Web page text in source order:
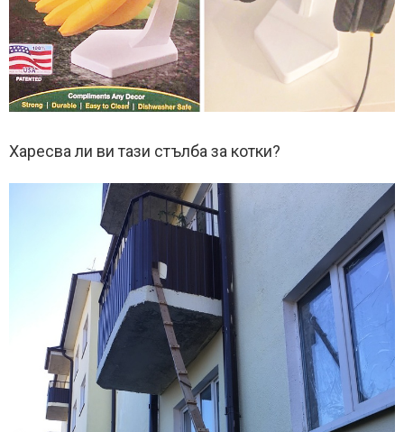
Харесва ли ви тази стълба за котки?